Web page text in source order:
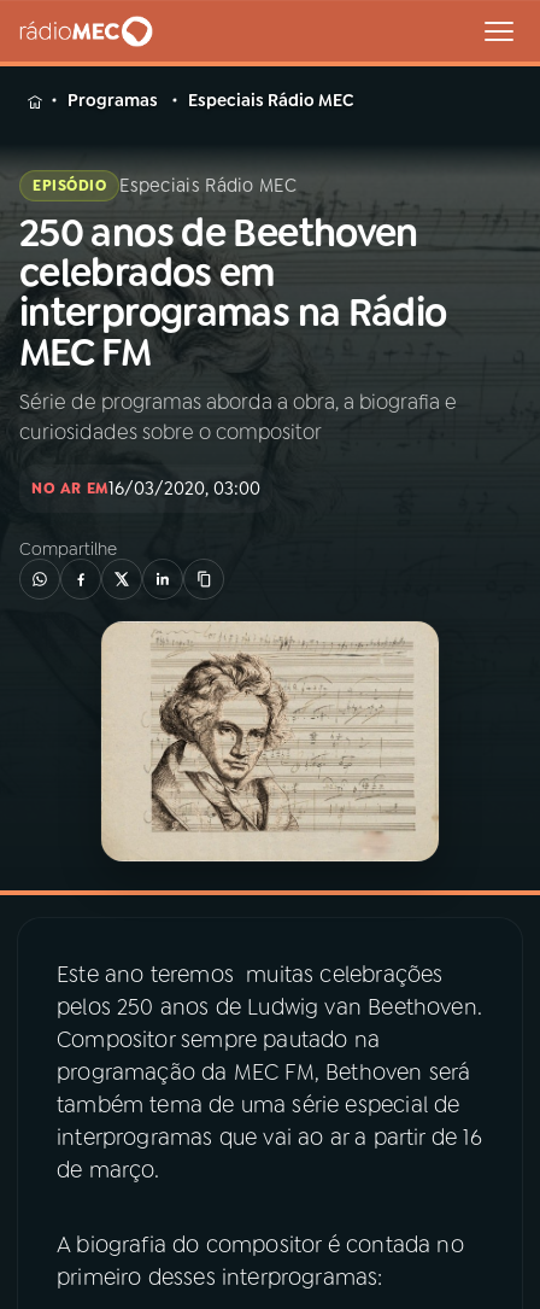
MENU
Buscar
na
Rádio
MEC
Buscar
Início
01INÍCIO
03PROGRAMAÇÃO
PROGRAMAS
PODCASTS
VIDEOCASTS
08 PRÊMIO RÁDIO MEC
ACOMPANHE A RÁDIO MEC
YouTube Facebook
TikTok
Programas Especiais Rádio MEC
EPISÓDIO Especiais Rádio MEC
250 anos de Beethoven
celebrados em
interprogramas na Rádio
MEC FM
Série de programas aborda a obra, a biografia e
curiosidades sobre o compositor
NO AR EM16/03/2020, 03:00
Compartilhe
Este ano teremos muitas celebrações
pelos 250 anos de Ludwig van Beethoven.
Compositor sempre pautado na
programação da MEC FM, Bethoven será
também tema de uma série especial de
interprogramas que vai ao ar a partir de 16
de março.
A biografia do compositor é contada no
primeiro desses interprogramas: